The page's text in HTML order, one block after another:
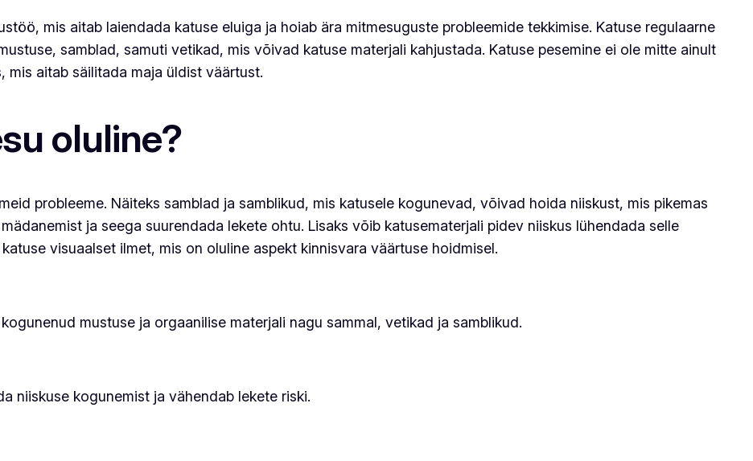
mis aitab laiendada katuse eluiga ja hoiab ära mitmesuguste probleemide tekkimise. Katuse regulaarne
samblad, samuti vetikad, mis võivad katuse materjali kahjustada. Katuse pesemine ei ole mitte ainult
mis aitab säilitada maja üldist väärtust.
oluline?
probleeme. Näiteks samblad ja samblikud, mis katusele kogunevad, võivad hoida niiskust, mis pikemas
ja seega suurendada lekete ohtu. Lisaks võib katusematerjali pidev niiskus lühendada selle
visuaalset ilmet, mis on oluline aspekt kinnisvara väärtuse hoidmisel.
mustuse ja orgaanilise materjali nagu sammal, vetikad ja samblikud.
niiskuse kogunemist ja vähendab lekete riski.